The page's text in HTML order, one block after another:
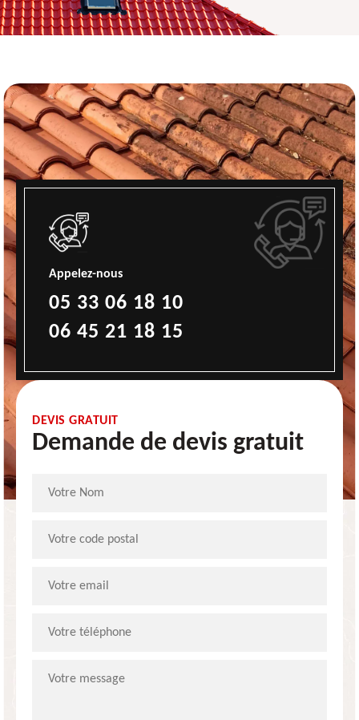
Appelez-nous
05 33 06 18 10
06 45 21 18 15
DEVIS GRATUIT
Demande de devis gratuit